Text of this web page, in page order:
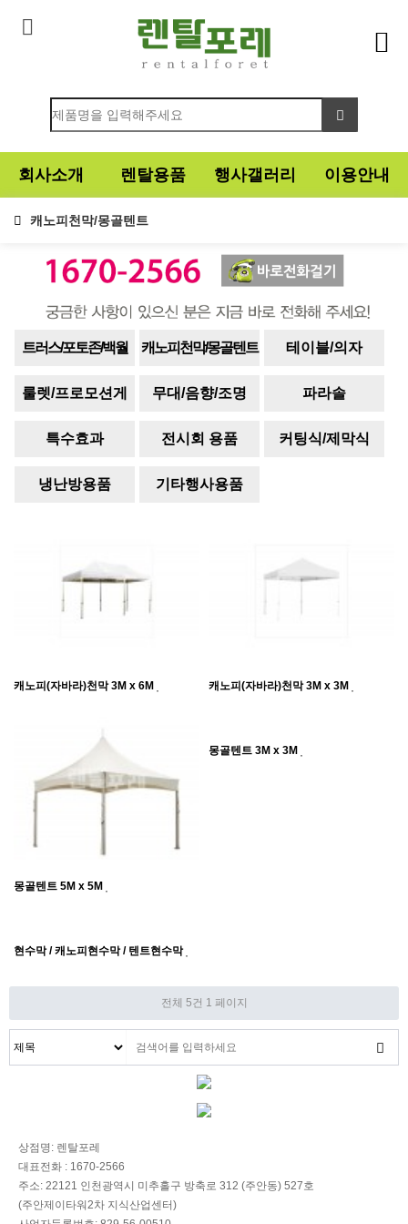
회사소개 렌탈용품 행사갤러리 이용안내
캐노피천막/몽골텐트
트러스/포토존/백월 캐노피천막/몽골텐트 테이블/의자
룰렛/프로모션게
임기
무대/음향/조명 파라솔
특수효과 전시회 용품 커팅식/제막식
냉난방용품 기타행사용품
캐노피(자바라)천막 3M x 6M 캐노피(자바라)천막 3M x 3M
몽골텐트 5M x 5M
몽골텐트 3M x 3M
현수막 / 캐노피현수막 / 텐트현수막
전체 5건 1 페이지
상점명: 렌탈포레
대표전화 : 1670-2566
주소: 22121 인천광역시 미추홀구 방축로 312 (주안동) 527호
(주안제이타워2차 지식산업센터)